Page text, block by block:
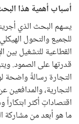
أسباب أهمية هذا
يسهم البحث الذي
للجميع والتحول
القطاعية للتشغيل بين
قدرتها على الصمود.
التجارة رسالةً واضحة
التجارية، والمدافعين
اقتصاداتٍ أكثر
ما هو أبعد من مشاركة